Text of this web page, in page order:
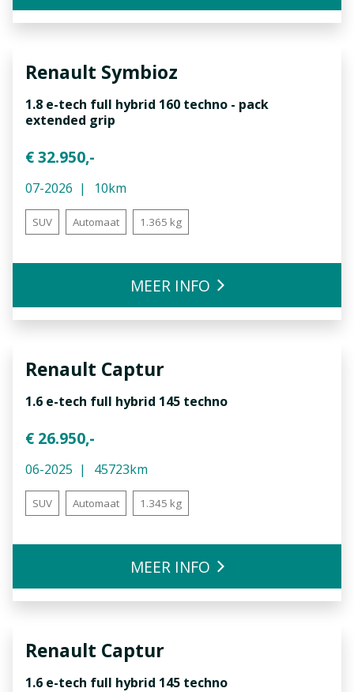
Renault Symbioz
1.8 e-tech full hybrid 160 techno - pack
extended grip
€ 32.950,-
07-2026 10km
SUV Automaat 1.365 kg
MEER INFO
Renault Captur
1.6 e-tech full hybrid 145 techno
€ 26.950,-
06-2025 45723km
SUV Automaat 1.345 kg
MEER INFO
Renault Captur
1.6 e-tech full hybrid 145 techno